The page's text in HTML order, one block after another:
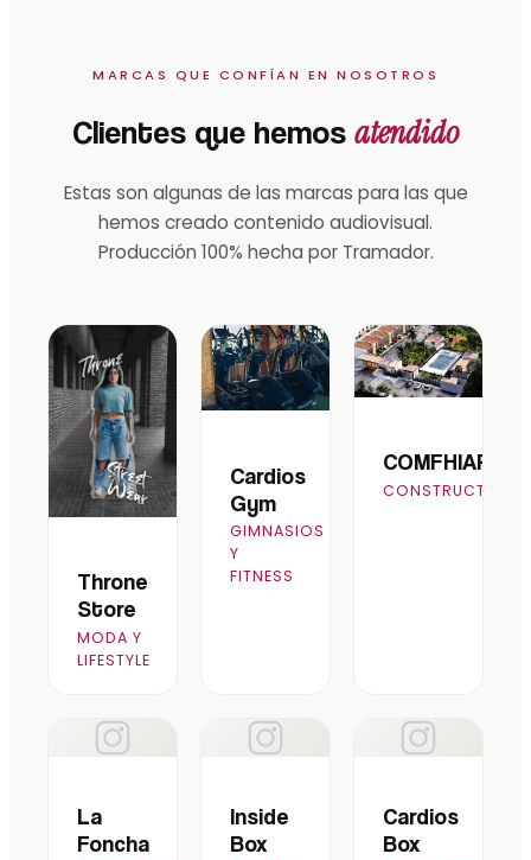
MARCAS QUE CONFÍAN EN NOSOTROS
Clientes que hemos atendido
Estas son algunas de las marcas para las que
hemos creado contenido audiovisual.
Producción 100% hecha por Tramador.
Throne
Store
MODA Y
LIFESTYLE
Cardios
Gym
GIMNASIOS
Y
FITNESS
COMFHIAR
CONSTRUCTORA
La
Foncha
Inside
Box
Cardios
Box